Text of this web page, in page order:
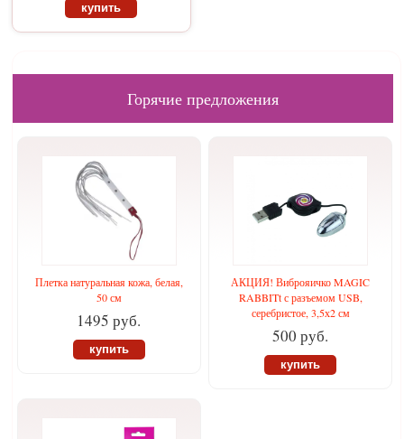
купить
Горячие предложения
Плетка натуральная кожа, белая,
50 см
1495 руб.
купить
АКЦИЯ! Виброяичко MAGIC
RABBITt с разъемом USB,
серебристое, 3,5х2 см
500 руб.
купить